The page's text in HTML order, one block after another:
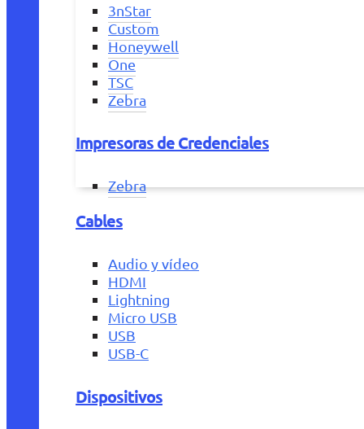
3nStar
Custom
Honeywell
One
TSC
Zebra
Impresoras de Credenciales
Zebra
Cables
Audio y vídeo
HDMI
Lightning
Micro USB
USB
USB-C
Dispositivos